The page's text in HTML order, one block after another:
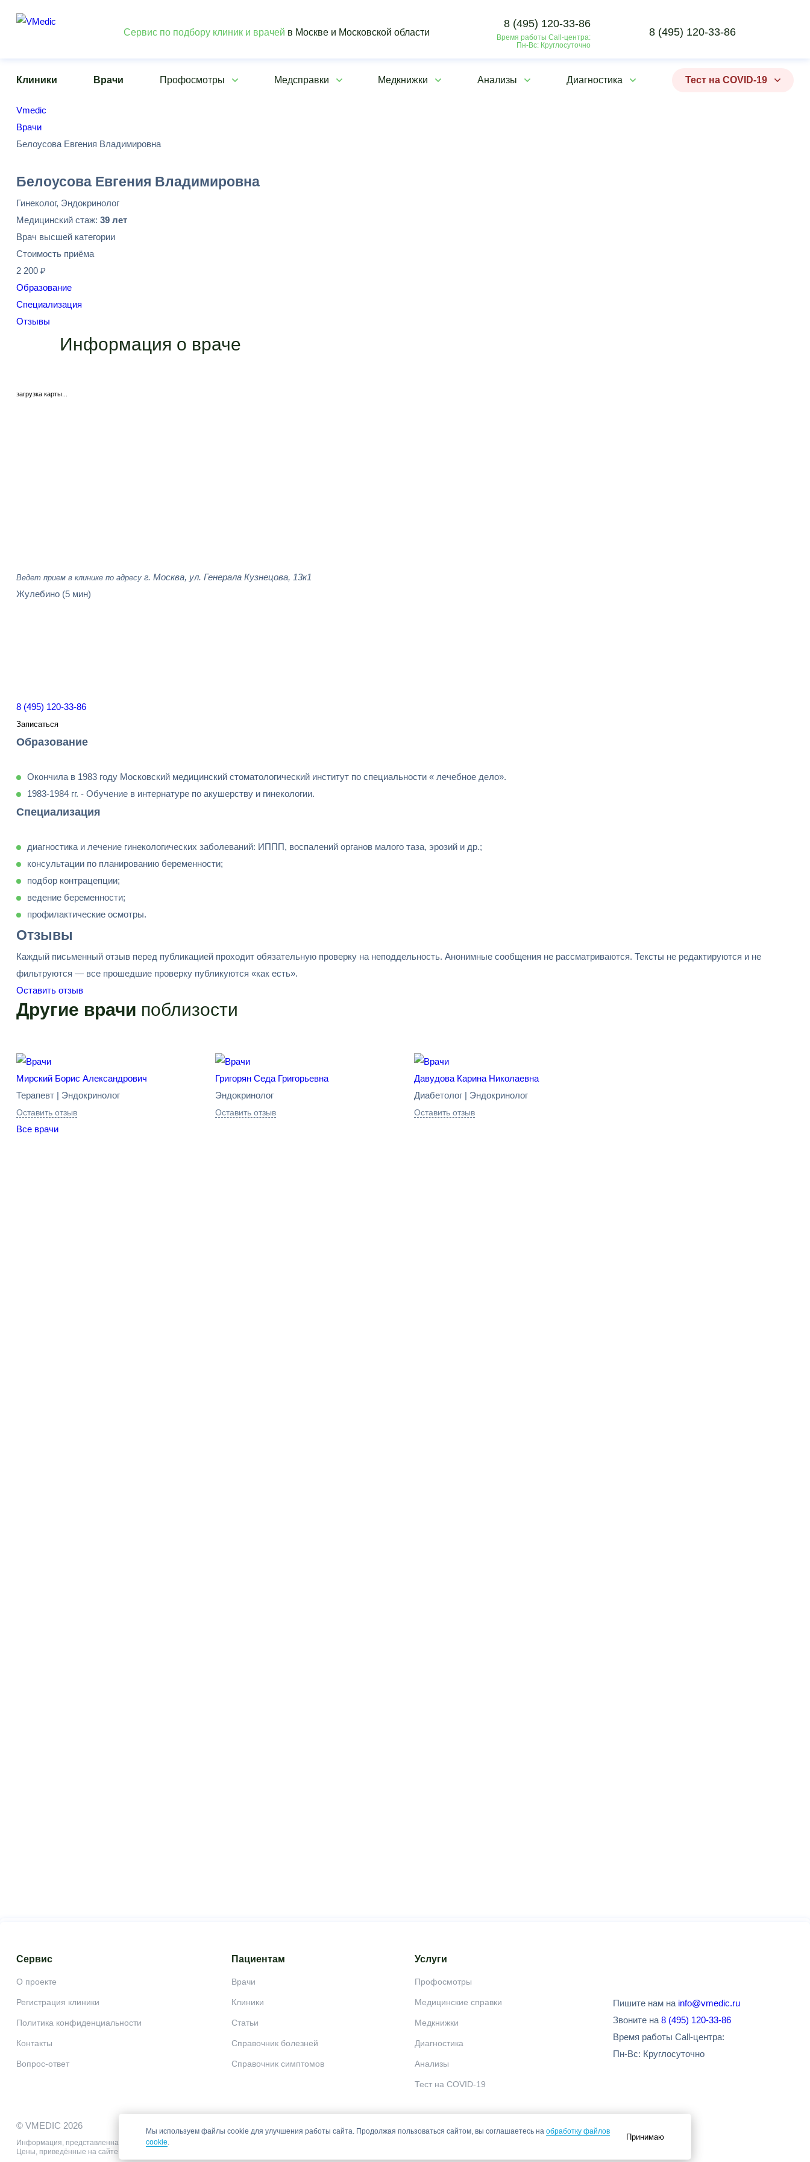
Сервис по подбору клиник и врачей в Москве и Московской области
8 (495) 120-33-86
Время работы Call-центра:
Пн-Вс: Круглосуточно
8 (495) 120-33-86
Клиники Врачи Профосмотры Медсправки Медкнижки Анализы Диагностика Тест на COVID-19
Vmedic
Врачи
Белоусова Евгения Владимировна
Белоусова Евгения Владимировна
Гинеколог, Эндокринолог
Медицинский стаж: 39 лет
Врач высшей категории
Стоимость приёма
2 200 ₽
Образование
Специализация
Отзывы
Информация о враче
загрузка карты...
Ведет прием в клинике по адресу г. Москва, ул. Генерала Кузнецова, 13к1
Жулебино (5 мин)
8 (495) 120-33-86
Записаться
Образование
Окончила в 1983 году Московский медицинский стоматологический институт по специальности « лечебное дело».
1983-1984 гг. - Обучение в интернатуре по акушерству и гинекологии.
Специализация
диагностика и лечение гинекологических заболеваний: ИППП, воспалений органов малого таза, эрозий и др.;
консультации по планированию беременности;
подбор контрацепции;
ведение беременности;
профилактические осмотры.
Отзывы
Каждый письменный отзыв перед публикацией проходит обязательную проверку на неподдельность. Анонимные сообщения не рассматриваются. Тексты не редактируются и не
фильтруются — все прошедшие проверку публикуются «как есть».
Оставить отзыв
Другие врачи поблизости
Мирский Борис Александрович
Терапевт | Эндокринолог
Оставить отзыв
Григорян Седа Григорьевна
Эндокринолог
Оставить отзыв
Давудова Карина Николаевна
Диабетолог | Эндокринолог
Оставить отзыв
Все врачи
Сервис
О проекте
Регистрация клиники
Политика конфиденциальности
Контакты
Вопрос-ответ
Пациентам
Врачи
Клиники
Статьи
Справочник болезней
Справочник симптомов
Услуги
Профосмотры
Медицинские справки
Медкнижки
Диагностика
Анализы
Тест на COVID-19
Пишите нам на info@vmedic.ru
Звоните на 8 (495) 120-33-86
Время работы Call-центра:
Пн-Вс: Круглосуточно
© VMEDIC 2026
Информация, представленная на сайте, не может быть использована для постановки диагноза, назначения лечения и не заменяет прием врача.
Цены, приведённые на сайте, не окончательные, не являются публичной офертой и носят информационный характер.
Мы используем файлы cookie для улучшения работы сайта. Продолжая пользоваться сайтом, вы соглашаетесь на обработку файлов
cookie.
Принимаю